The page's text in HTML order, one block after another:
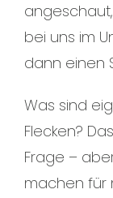
bei uns im
dann einen
Was sind
Flecken?
Frage –
machen für